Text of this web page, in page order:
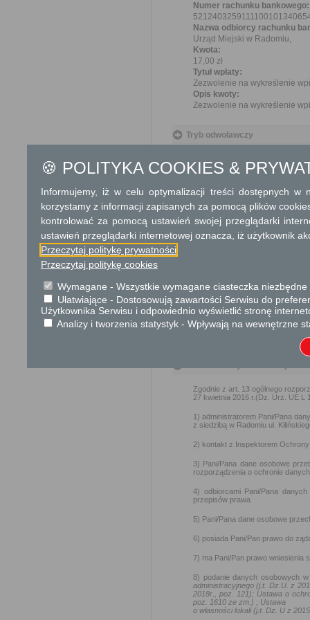
Numer rachunku bankowego:
Nazwa odbiorcy rachunku
Urząd Miejski w Radomiu,
Kwota:
17,00 zł
Tytuł wpłaty:
Zezwolenie na wykreślenie
Opis kwoty:
Zezwolenie na wykreślenie
Tryb odwoławczy
Przedmiotem skargi może
ich pracowników, naruszenie
spraw.
Przedmiotem wniosku
Podstawa prawna
Ustawa z dnia 14
Ustawa z dnia 6 lipca
Zgodnie z art. 13 ogólnego
27 kwietnia 2016 r.(Dz. Urz. UE L
1) administratorem Pani/Pana
z siedzibą w Radomiu ul.
2) kontakt z Inspektorem
3) Pani/Pana dane osobowe
rozporządzenia o ochronie
4) odbiorcami Pani/Pana
przepisów prawa
5) Pani/Pana dane osobowe
6) posiada Pani/Pan prawo do
7) ma Pani/Pan prawo wniesienia
8) podanie danych osobowych
administracyjnego (j.t. Dz.U. z
2018r., poz. 121); Ustawa o
poz. 1610 ze zm.) ; Ustawa
o własności lokali (j.t. Dz. U z
🍪 POLITYKA COOKIES &
Informujemy, iż w celu optymalizacji treści dostępnych w
korzystamy z informacji zapisanych za pomocą plików
kontrolować za pomocą ustawień swojej przeglądarki
ustawień przeglądarki internetowej oznacza, iż użytkownik
Przeczytaj politykę prywatności
Przeczytaj politykę cookies
Wymagane - Wszystkie wymagane ciasteczka
Ułatwiające - Dostosowują zawartości Serwisu do
Użytkownika Serwisu i odpowiednio wyświetlić stronę
Analizy i tworzenia statystyk - Wpływają na wewnętrzne